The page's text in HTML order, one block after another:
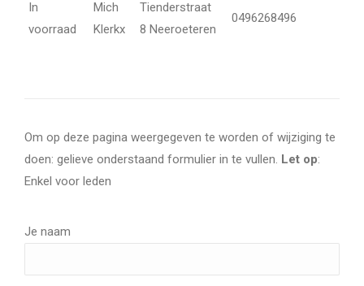
In
voorraad
Mich
Klerkx
Tienderstraat
8 Neeroeteren
0496268496
Om op deze pagina weergegeven te worden of wijziging te
doen: gelieve onderstaand formulier in te vullen. Let op:
Enkel voor leden
Je naam